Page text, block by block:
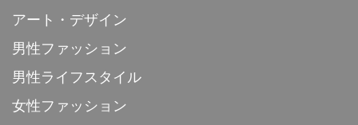
アート・デザイン
男性ファッション
男性ライフスタイル
女性ファッション